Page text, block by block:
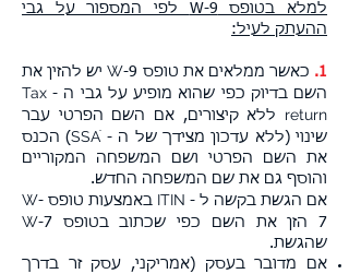
למלא בטופס W-9 לפי המספור על גבי
ההעתק לעיל:
1. כאשר ממלאים את טופס W-9 יש להזין את
השם בדיוק כפי שהוא מופיע על גבי ה - Tax
return ללא קיצורים, אם השם הפרטי עבר
שינוי (ללא עדכון מצידך של ה -SSAׂ) הכנס
את השם הפרטי ושם המשפחה המקוריים
והוסף גם את שם המשפחה החדש.
אם הגשת בקשה ל - ITIN באמצעות טופס W-
7 הזן את השם כפי שכתוב בטופס
W-7
שהגשת.
אם מדובר בעסק (אמריקני, עסק זר בדרך